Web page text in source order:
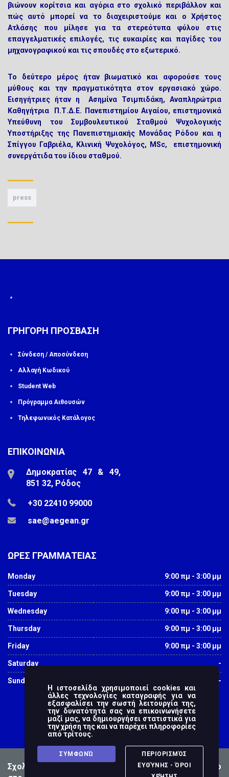
βιώνουν κορίτσια και αγόρια στο σχολικό περιβάλλον και
πώς αυτό μπορεί να το διαχειριστούμε και ο Χρήστος
Ατλάσης που μίλησε για τα στερεότυπα φύλου στις
επαγγελματικές επιλογές, τις ευκαιρίες και παγίδες του
μηχανογραφικού και τις σπουδές στο εξωτερικό.
Το δεύτερο μέρος ήταν βιωματικό και αφορούσε τους
μύθους και την πραγματικότητα στον εργασιακό χώρο.
Εισηγήτριες ήταν η Ασημίνα Τσιμπιδάκη, Αναπληρώτρια
Καθηγήτρια Π.Τ.Δ.Ε. Πανεπιστημίου Αιγαίου, επιστημονικά
Υπεύθυνη του Συμβουλευτικού Σταθμού Ψυχολογικής
Υποστήριξης της Πανεπιστημιακής Μονάδας Ρόδου και η
Σπίγγου Γαβριέλα, Κλινική Ψυχολόγος, MSc, επιστημονική
συνεργάτιδα του ίδιου σταθμού.
press
ΓΡΗΓΟΡΗ ΠΡΟΣΒΑΣΗ
Σύνδεση / Αποσύνδεση
Αλλαγή Κωδικού
Student Web
Πρόγραμμα Αιθουσών
Τηλεφωνικός Κατάλογος
ΕΠΙΚΟΙΝΩΝΙΑ
Δημοκρατίας 47 & 49,
851 32, Ρόδος
+30 22410 99000
sae@aegean.gr
ΩΡΕΣ ΓΡΑΜΜΑΤΕΙΑΣ
Monday 9:00 πμ - 3:00 μμ
Tuesday 9:00 πμ - 3:00 μμ
Wednesday 9:00 πμ - 3:00 μμ
Thursday 9:00 πμ - 3:00 μμ
Friday 9:00 πμ - 3:00 μμ
Saturday -
Sunday -
Σχολή Ανθρωπιστικών Επιστημών - © 2016 Βασισμένο
Η ιστοσελίδα χρησιμοποιεί cookies και
άλλες τεχνολογίες καταγραφής για να
εξασφαλίσει την σωστή λειτουργία της,
την δυνατότητά σας να επικοινωνήσετε
μαζί μας, να δημιουργήσει στατιστικά για
την χρήση της και να παρέχει πληροφορίες
από τρίτους.
ΣΥΜΦΩΝΏ
ΠΕΡΙΟΡΙΣΜΌΣ
ΕΥΘΎΝΗΣ - ΌΡΟΙ